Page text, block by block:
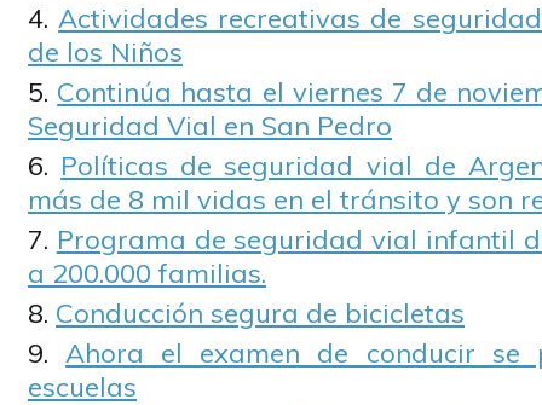
Actividades recreativas de
de los Niños
Continúa hasta el viernes 7 de
Seguridad Vial en San Pedro
Políticas de seguridad vial de
más de 8 mil vidas en el tránsito y son
Programa de seguridad vial infantil
a 200.000 familias.
Conducción segura de bicicletas
Ahora el examen de conducir
escuelas